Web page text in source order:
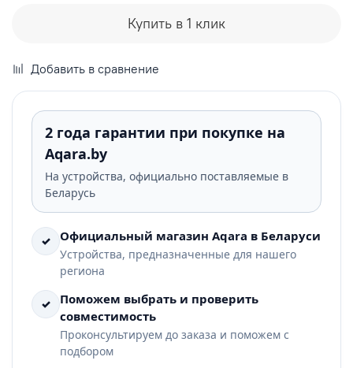
Купить в 1 клик
Добавить в сравнение
2 года гарантии при покупке на
Aqara.by
На устройства, официально поставляемые в
Беларусь
✓ Официальный магазин Aqara в Беларуси
Устройства, предназначенные для нашего
региона
✓
Поможем выбрать и проверить
совместимость
Проконсультируем до заказа и поможем с
подбором